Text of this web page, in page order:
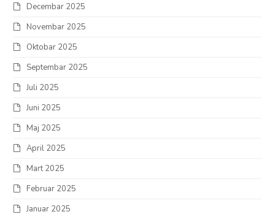
Decembar 2025
Novembar 2025
Oktobar 2025
Septembar 2025
Juli 2025
Juni 2025
Maj 2025
April 2025
Mart 2025
Februar 2025
Januar 2025